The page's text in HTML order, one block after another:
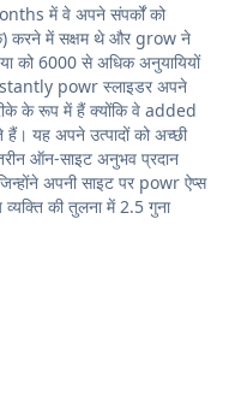
में वे अपने संपर्कों को
करने में सक्षम थे और grow ने
को 6000 से अधिक अनुयायियों
powr स्लाइडर अपने
के रूप में हैं क्योंकि वे added
यह अपने उत्पादों को अच्छी
ऑन-साइट अनुभव प्रदान
अपनी साइट पर powr ऐप्स
की तुलना में 2.5 गुना